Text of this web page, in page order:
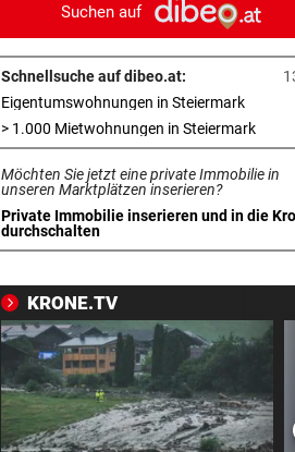
SPRICHT ÜBER FAMILIE vor einer
Royale Ehekrise? Das sagt
Ehemann von Beatrice
„MONSTER-EINSATZ“ vor einer
Feuerwehr jagte „Vogelspinne“
am Spielplatz
PSG WARTET SCHON vor einer
WM-Held zeigt Sixpack –
AUCH GROSSELTERN TOT vor einer
Thailand: Teenager richtete
Blutbad in Schule an
DAS SAGEN DIE LESER vor einer
Suchen auf
Schnellsuche auf dibeo.at:
Eigentumswohnungen in Steiermarkin
> 1.000 Mietwohnungen in Steiermarkin
Möchten Sie jetzt eine private Immobilie in
unseren Marktplätzen inserieren?
Private Immobilie inserieren und in die
durchschalten
in neuem Tab öffnen
KRONE.TV